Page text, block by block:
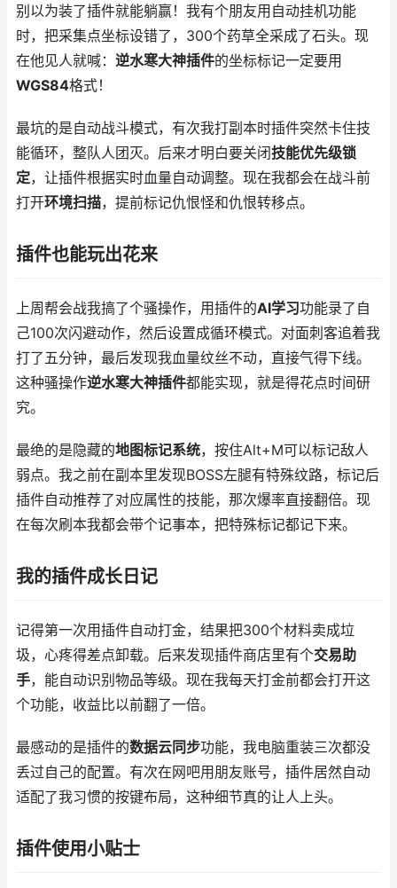
别以为装了插件就能躺赢！我有个朋友用自动挂机功能
时，把采集点坐标设错了，300个药草全采成了石头。现
在他见人就喊： 逆水寒大神插件的坐标标记一定要用
WGS84格式！
最坑的是自动战斗模式，有次我打副本时插件突然卡住技
能循环，整队人团灭。后来才明白要关闭技能优先级锁
定，让插件根据实时血量自动调整。现在我都会在战斗前
打开环境扫描，提前标记仇恨怪和仇恨转移点。
插件也能玩出花来
上周帮会战我搞了个骚操作，用插件的AI学习功能录了自
己100次闪避动作，然后设置成循环模式。对面刺客追着我
打了五分钟，最后发现我血量纹丝不动，直接气得下线。
这种骚操作逆水寒大神插件都能实现，就是得花点时间研
究。
最绝的是隐藏的地图标记系统，按住Alt+M可以标记敌人
弱点。我之前在副本里发现BOSS左腿有特殊纹路，标记后
插件自动推荐了对应属性的技能，那次爆率直接翻倍。现
在每次刷本我都会带个记事本，把特殊标记都记下来。
我的插件成长日记
记得第一次用插件自动打金，结果把300个材料卖成垃
圾，心疼得差点卸载。后来发现插件商店里有个交易助
手，能自动识别物品等级。现在我每天打金前都会打开这
个功能，收益比以前翻了一倍。
最感动的是插件的数据云同步功能，我电脑重装三次都没
丢过自己的配置。有次在网吧用朋友账号，插件居然自动
适配了我习惯的按键布局，这种细节真的让人上头。
插件使用小贴士